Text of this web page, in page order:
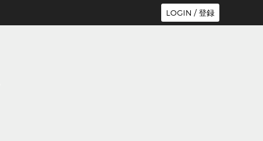
LOGIN / 登録